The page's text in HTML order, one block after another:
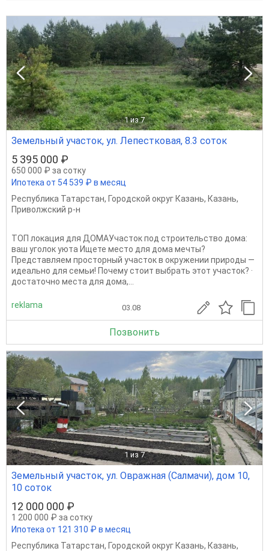
1 из 7
Земельный участок, ул. Лепестковая, 8.3 соток
5 395 000 ₽
650 000 ₽ за сотку
Ипотека от 54 539 ₽ в месяц
Республика Татарстан, Городской округ Казань, Казань,
Приволжский р-н
ТОП локация для ДОМАУчасток под строительство дома:
ваш уголок уюта Ищете место для дома мечты?
Представляем просторный участок в окружении природы —
идеально для семьи! Почему стоит выбрать этот участок? ·
достаточно места для дома,...
reklama 03.08
Позвонить
1 из 7
Земельный участок, ул. Овражная (Салмачи), дом 10,
10 соток
12 000 000 ₽
1 200 000 ₽ за сотку
Ипотека от 121 310 ₽ в месяц
Республика Татарстан, Городской округ Казань, Казань,